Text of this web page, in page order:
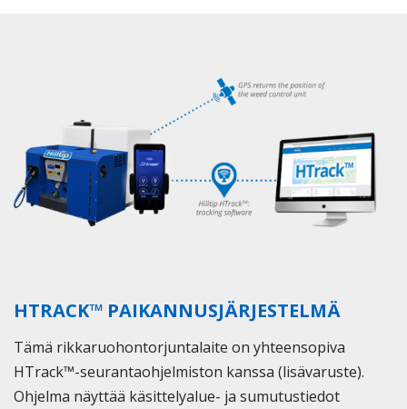
HTRACK™ PAIKANNUSJÄRJESTELMÄ
Tämä rikkaruohontorjuntalaite on yhteensopiva
HTrack™-seurantaohjelmiston kanssa (lisävaruste).
Ohjelma näyttää käsittelyalue- ja sumutustiedot